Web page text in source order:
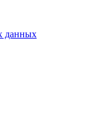
данных